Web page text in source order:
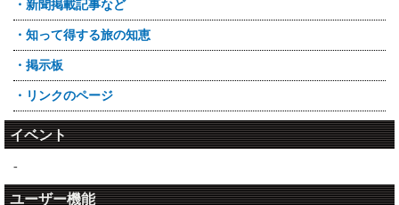
・新聞掲載記事など
・知って得する旅の知恵
・掲示板
・リンクのページ
イベント
-
ユーザー機能